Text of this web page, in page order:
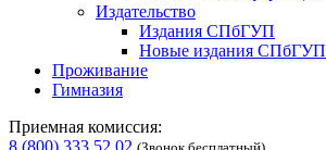
Издательство
Издания СПбГУП
Новые издания СПбГУП
Проживание
Гимназия
Приемная комиссия:
8 (800) 333 52 02